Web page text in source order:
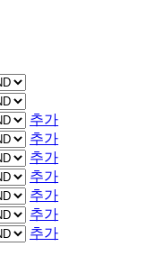
추가
추가
추가
추가
추가
추가
추가